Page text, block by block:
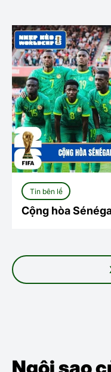
Tin bên lề
Cộng hòa